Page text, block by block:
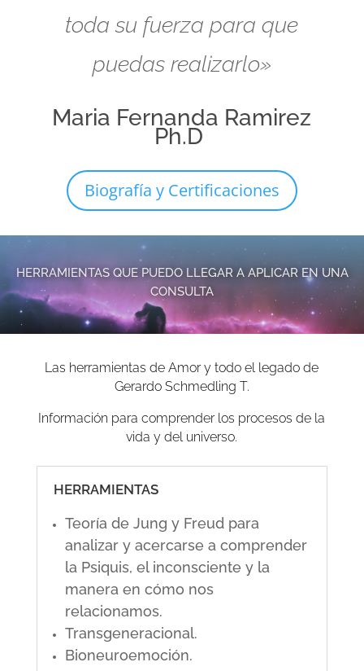
toda su fuerza para que
puedas realizarlo»
Maria Fernanda Ramirez
Ph.D
Biografía y Certificaciones
HERRAMIENTAS QUE PUEDO LLEGAR A APLICAR EN UNA
CONSULTA
Las herramientas de Amor y todo el legado de
Gerardo Schmedling T.
Información para comprender los procesos de la
vida y del universo.
HERRAMIENTAS
Teoría de Jung y Freud para
analizar y acercarse a comprender
la Psiquis, el inconsciente y la
manera en cómo nos
relacionamos.
Transgeneracional.
Bioneuroemoción.